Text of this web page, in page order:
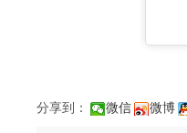
分享到： 微信 微博